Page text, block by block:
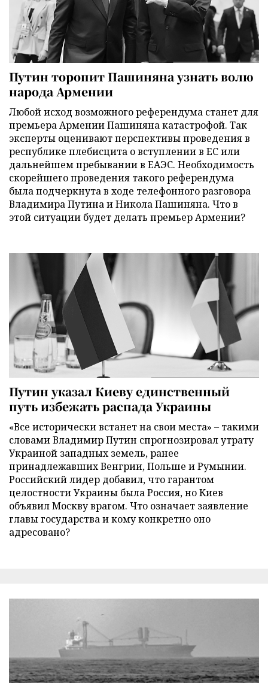
Путин торопит Пашиняна узнать волю
народа Армении
Любой исход возможного референдума станет для
премьера Армении Пашиняна катастрофой. Так
эксперты оценивают перспективы проведения в
республике плебисцита о вступлении в ЕС или
дальнейшем пребывании в ЕАЭС. Необходимость
скорейшего проведения такого референдума
была подчеркнута в ходе телефонного разговора
Владимира Путина и Никола Пашиняна. Что в
этой ситуации будет делать премьер Армении?
Путин указал Киеву единственный
путь избежать распада Украины
«Все исторически встанет на свои места» – такими
словами Владимир Путин спрогнозировал утрату
Украиной западных земель, ранее
принадлежавших Венгрии, Польше и Румынии.
Российский лидер добавил, что гарантом
целостности Украины была Россия, но Киев
объявил Москву врагом. Что означает заявление
главы государства и кому конкретно оно
адресовано?